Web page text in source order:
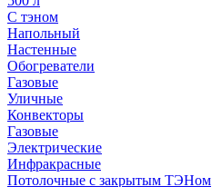
С тэном
Напольный
Настенные
Обогреватели
Газовые
Уличные
Конвекторы
Газовые
Электрические
Инфракрасные
Потолочные с закрытым ТЭНом